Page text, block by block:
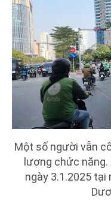
Một số người vẫn
lượng chức năng.
ngày 3.1.2025 tại